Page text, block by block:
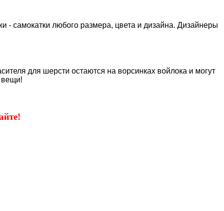
- самокатки любого размера, цвета и дизайна. Дизайнеры
для шерсти остаются на ворсинках войлока и могут
вещи!